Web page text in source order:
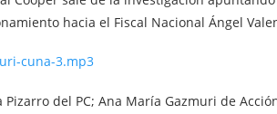
hacia el Fiscal Nacional Ángel
cuna-3.mp3
del PC; Ana María Gazmuri de